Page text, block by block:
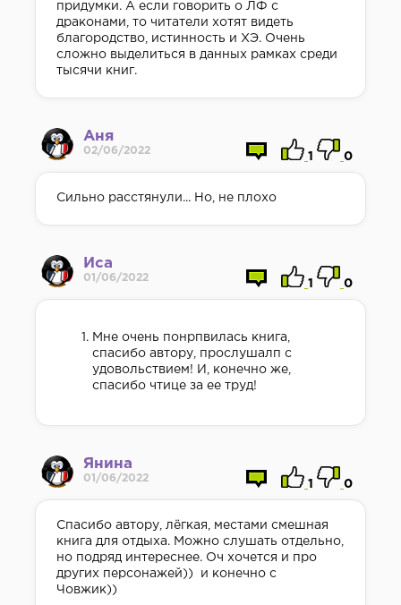
придумки. А если говорить о ЛФ с
драконами, то читатели хотят видеть
благородство, истинность и ХЭ. Очень
сложно выделиться в данных рамках среди
тысячи книг.
Аня
02/06/2022
1 0
Сильно расстянули... Но, не плохо
Иса
01/06/2022
1 0
Мне очень понрпвилась книга,
спасибо автору, прослушалп с
удовольствием! И, конечно же,
спасибо чтице за ее труд!
Янина
01/06/2022
1 0
Спасибо автору, лёгкая, местами смешная
книга для отдыха. Можно слушать отдельно,
но подряд интереснее. Оч хочется и про
других персонажей)) и конечно с
Човжик))